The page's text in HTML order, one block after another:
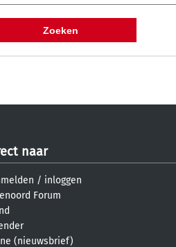
naar
/ inloggen
Forum
(nieuwsbrief)